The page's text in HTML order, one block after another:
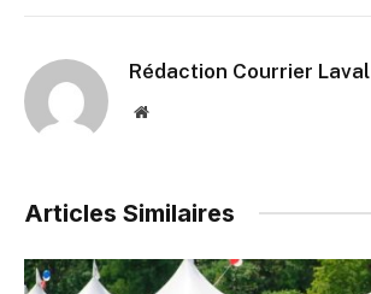
Rédaction Courrier Laval
Website
Articles Similaires